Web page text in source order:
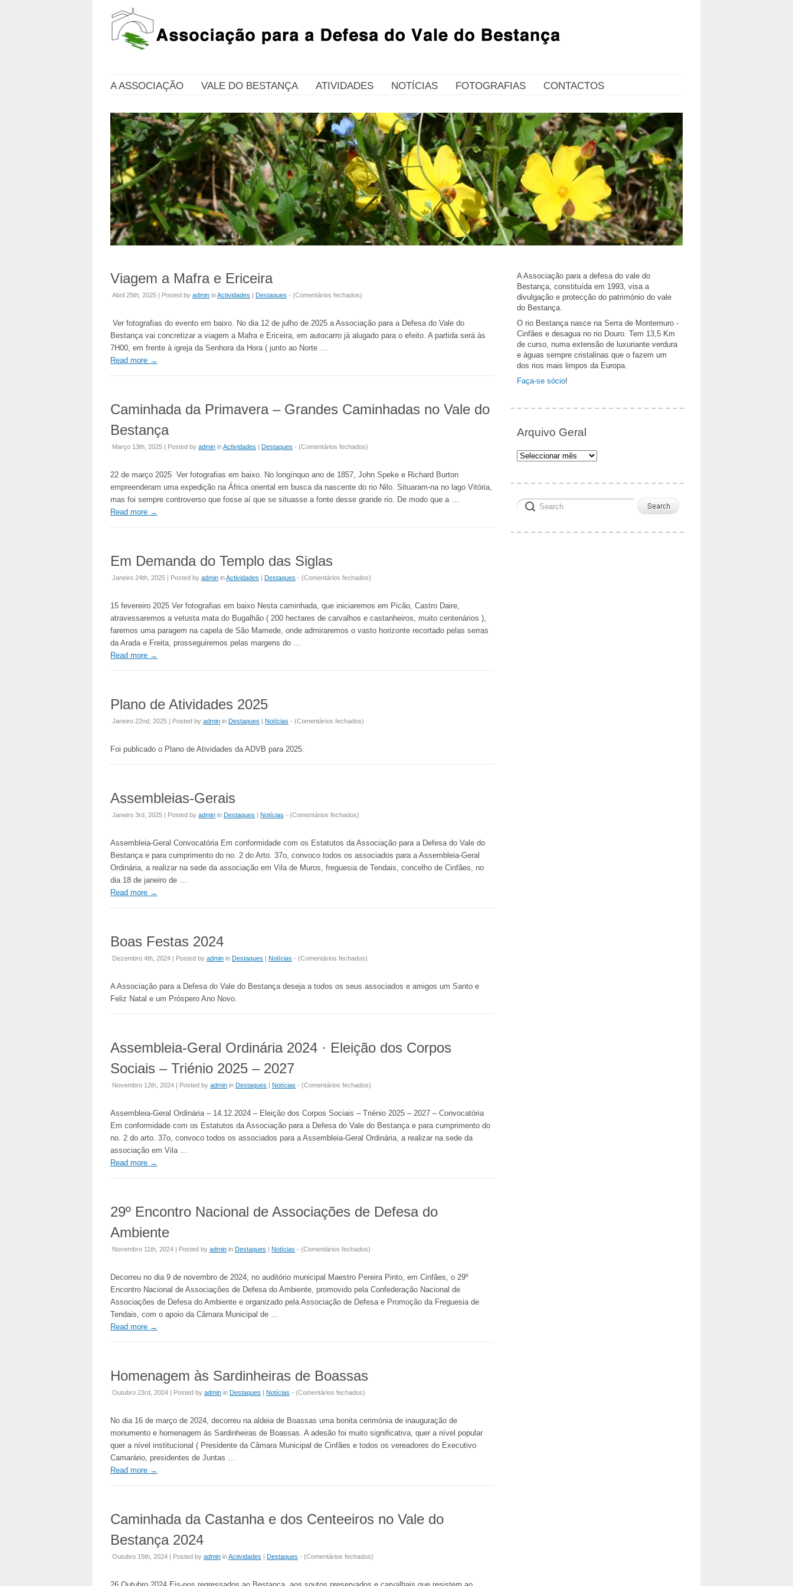
A ASSOCIAÇÃO VALE DO BESTANÇA ATIVIDADES NOTÍCIAS FOTOGRAFIAS CONTACTOS
Viagem a Mafra e Ericeira
Abril 25th, 2025 | Posted by admin inActividades | Destaques - (Comentários fechadosem
Mafra
)
Ver fotografias do evento em baixo. No dia 12 de julho de 2025 a Associação para a Defesa do Vale do
Bestança vai concretizar a viagem a Mafra e Ericeira, em autocarro já alugado para o efeito. A partida será às
7H00, em frente à igreja da Senhora da Hora ( junto ao Norte …
Read more →
Caminhada da Primavera – Grandes Caminhadas no Vale do
Bestança
Março 13th, 2025 | Posted by admin inActividades | Destaques - (Comentários fechadosem
da
Primavera
)
22 de março 2025 Ver fotografias em baixo. No longínquo ano de 1857, John Speke e Richard Burton
empreenderam uma expedição na África oriental em busca da nascente do rio Nilo. Situaram-na no lago Vitória,
mas foi sempre controverso que fosse aí que se situasse a fonte desse grande rio. De modo que a …
Read more →
Em Demanda do Templo das Siglas
Janeiro 24th, 2025 | Posted by admin inActividades | Destaques - (Comentários fechadosem
Demanda
Templo
)
15 fevereiro 2025 Ver fotografias em baixo Nesta caminhada, que iniciaremos em Picão, Castro Daire,
atravessaremos a vetusta mata do Bugalhão ( 200 hectares de carvalhos e castanheiros, muito centenários ),
faremos uma paragem na capela de São Mamede, onde admiraremos o vasto horizonte recortado pelas serras
da Arada e Freita, prosseguiremos pelas margens do …
Read more →
Plano de Atividades 2025
Janeiro 22nd, 2025 | Posted by admin in Destaques | Notícias - (Comentários fechadosem
)
Foi publicado o Plano de Atividades da ADVB para 2025.
Assembleias-Gerais
Janeiro 3rd, 2025 | Posted by admin in Destaques | Notícias - (Comentários fechadosem
Gerais
)
Assembleia-Geral Convocatória Em conformidade com os Estatutos da Associação para a Defesa do Vale do
Bestança e para cumprimento do no. 2 do Arto. 37o, convoco todos os associados para a Assembleia-Geral
Ordinária, a realizar na sede da associação em Vila de Muros, freguesia de Tendais, concelho de Cinfães, no
dia 18 de janeiro de …
Read more →
Boas Festas 2024
Dezembro 4th, 2024 | Posted by admin in Destaques | Notícias - (Comentários fechadosem
)
A Associação para a Defesa do Vale do Bestança deseja a todos os seus associados e amigos um Santo e
Feliz Natal e um Próspero Ano Novo.
Assembleia-Geral Ordinária 2024 · Eleição dos Corpos
Sociais – Triénio 2025 – 2027
Novembro 12th, 2024 | Posted by admin in Destaques | Notícias - (Comentários fechadosem
Geral
Ordinária
2024
)
Assembleia-Geral Ordinária – 14.12.2024 – Eleição dos Corpos Sociais – Triénio 2025 – 2027 – Convocatória
Em conformidade com os Estatutos da Associação para a Defesa do Vale do Bestança e para cumprimento do
no. 2 do arto. 37o, convoco todos os associados para a Assembleia-Geral Ordinária, a realizar na sede da
associação em Vila …
Read more →
29º Encontro Nacional de Associações de Defesa do
Ambiente
Novembro 11th, 2024 | Posted by admin in Destaques | Notícias - (Comentários fechadosem
Encontro
Nacional
)
Decorreu no dia 9 de novembro de 2024, no auditório municipal Maestro Pereira Pinto, em Cinfães, o 29º
Encontro Nacional de Associações de Defesa do Ambiente, promovido pela Confederação Nacional de
Associações de Defesa do Ambiente e organizado pela Associação de Defesa e Promoção da Freguesia de
Tendais, com o apoio da Câmara Municipal de …
Read more →
Homenagem às Sardinheiras de Boassas
Outubro 23rd, 2024 | Posted by admin in Destaques | Notícias - (Comentários fechadosem
Sardinheiras
de
)
No dia 16 de março de 2024, decorreu na aldeia de Boassas uma bonita cerimónia de inauguração de
monumento e homenagem às Sardinheiras de Boassas. A adesão foi muito significativa, quer a nível popular
quer a nível institucional ( Presidente da Câmara Municipal de Cinfães e todos os vereadores do Executivo
Camarário, presidentes de Juntas …
Read more →
Caminhada da Castanha e dos Centeeiros no Vale do
Bestança 2024
Outubro 15th, 2024 | Posted by admin inActividades | Destaques - (Comentários fechadosem
)
A Associação para a defesa do vale do
Bestança, constituída em 1993, visa a
divulgação e protecção do património do vale
do Bestança.
O rio Bestança nasce na Serra de Montemuro -
Cinfães e desagua no rio Douro. Tem 13,5 Km
de curso, numa extensão de luxuriante verdura
e àguas sempre cristalinas que o fazem um
dos rios mais limpos da Europa.
Faça-se sócio!
Arquivo Geral
Arquivo